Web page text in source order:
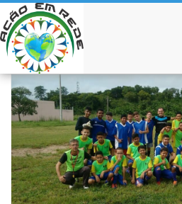
Pular
para
o
conteúdo